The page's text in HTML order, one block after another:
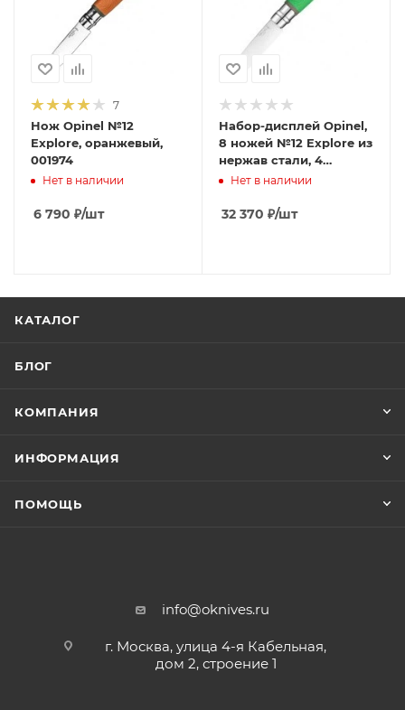
7
Нож Opinel №12
Explore, оранжевый,
001974
Нет в наличии
6 790 ₽/шт
Набор-дисплей Opinel,
8 ножей №12 Explore из
нержав стали, 4
зеленых + 4
Нет в наличии
32 370 ₽/шт
КАТАЛОГ
БЛОГ
КОМПАНИЯ
ИНФОРМАЦИЯ
ПОМОЩЬ
info@oknives.ru
г. Москва, улица 4-я Кабельная,
дом 2, строение 1